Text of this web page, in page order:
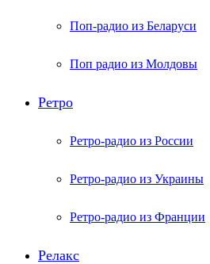
Поп-радио из Беларуси
Поп радио из Молдовы
Ретро
Ретро-радио из России
Ретро-радио из Украины
Ретро-радио из Франции
Релакс